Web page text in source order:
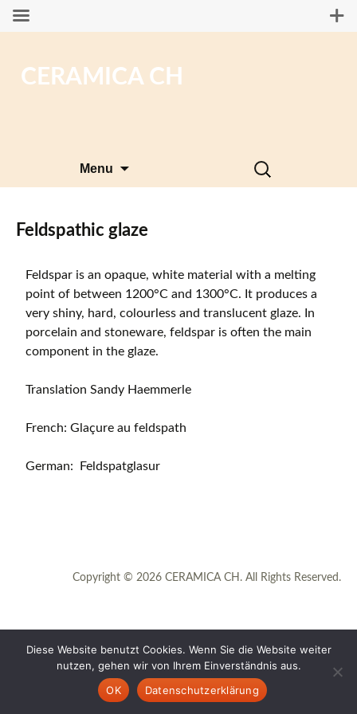
CERAMICA CH
Menu
Search
for:
Feldspathic glaze
Feldspar is an opaque, white material with a melting
point of between 1200°C and 1300°C. It produces a
very shiny, hard, colourless and translucent glaze. In
porcelain and stoneware, feldspar is often the main
component in the glaze.
Translation Sandy Haemmerle
French: Glaçure au feldspath
German: Feldspatglasur
Copyright © 2026 CERAMICA CH. All Rights Reserved.
Diese Website benutzt Cookies. Wenn Sie die Website weiter
nutzen, gehen wir von Ihrem Einverständnis aus.
OK
Datenschutzerklärung